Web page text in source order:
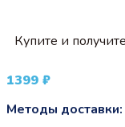
Купите и
1399 ₽
Методы доставки: